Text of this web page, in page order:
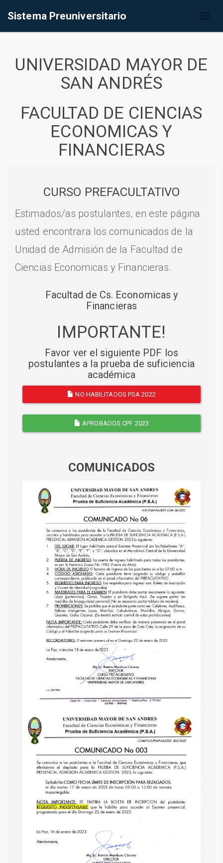
Sistema Preuniversitario
UNIVERSIDAD MAYOR DE
SAN ANDRÉS
FACULTAD DE CIENCIAS
ECONOMICAS Y
FINANCIERAS
CURSO PREFACULTATIVO
Estimados/as postulantes, en este página
usted encontrara los comunicados de la
Unidad de Admisión de la Facultad de
Ciencias Economicas y Financieras.
Facultad de Cs. Economicas y
Financieras
IMPORTANTE!
Favor ver el siguiente PDF los
postulantes a la prueba de suficiencia
académica
NO HABILITADOS PSA 2022
APROBADOS CPF 2023
COMUNICADOS